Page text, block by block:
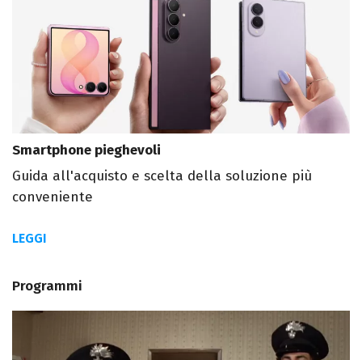
Smartphone pieghevoli
Guida all'acquisto e scelta della soluzione più
conveniente
LEGGI
Programmi